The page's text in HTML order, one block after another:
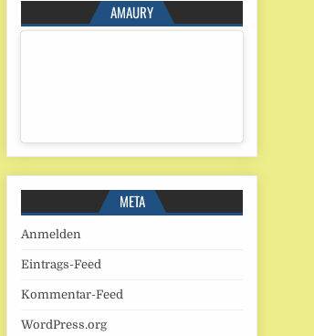
AMAURY
META
Anmelden
Eintrags-Feed
Kommentar-Feed
WordPress.org